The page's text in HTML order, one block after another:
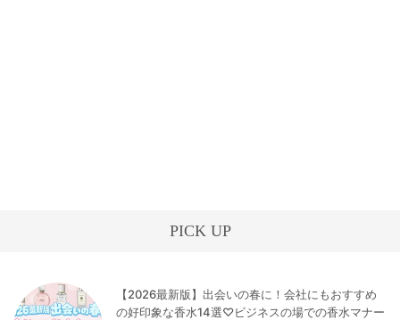
PICK UP
【2026最新版】出会いの春に！会社にもおすすめ
の好印象な香水14選♡ビジネスの場での香水マナー